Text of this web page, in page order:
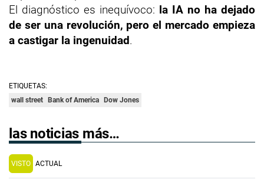
El diagnóstico es inequívoco: la IA no ha dejado
de ser una revolución, pero el mercado empieza
a castigar la ingenuidad.
ETIQUETAS:
wall street
Bank of America Dow Jones
las noticias más…
VISTO ACTUAL